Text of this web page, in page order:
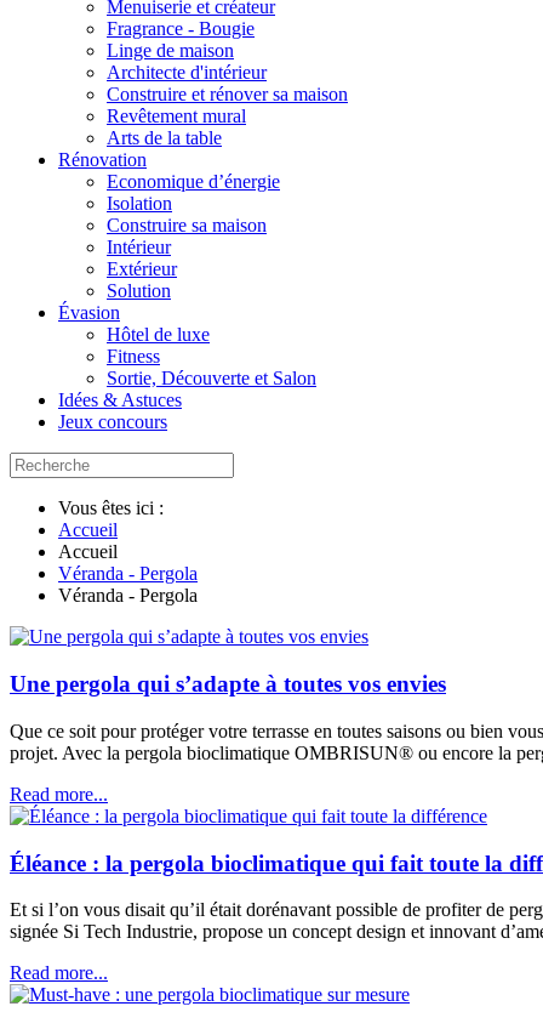
Menuiserie et créateur
Fragrance - Bougie
Linge de maison
Architecte d'intérieur
Construire et rénover sa maison
Revêtement mural
Arts de la table
Rénovation
Economique d’énergie
Isolation
Construire sa maison
Intérieur
Extérieur
Solution
Évasion
Hôtel de luxe
Fitness
Sortie, Découverte et Salon
Idées & Astuces
Jeux concours
Vous êtes ici :
Accueil
Accueil
Véranda - Pergola
Véranda - Pergola
Une pergola qui s’adapte à toutes vos envies
Que ce soit pour protéger votre terrasse en toutes saisons ou bien
projet. Avec la pergola bioclimatique OMBRISUN® ou encore la
Read more...
Éléance : la pergola bioclimatique qui fait toute la
Et si l’on vous disait qu’il était dorénavant possible de profiter de
signée Si Tech Industrie, propose un concept design et innovant
Read more...